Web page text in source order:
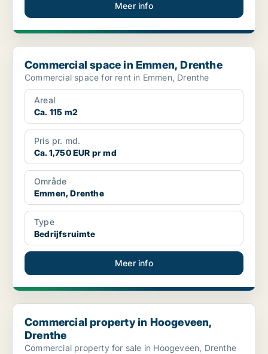
Meer info
Commercial space in Emmen, Drenthe
Commercial space in Emmen, Drenthe
Commercial space for rent in Emmen, Drenthe
Areal
Ca. 115 m2
Pris pr. md.
Ca. 1,750 EUR pr md
Område
Emmen, Drenthe
Type
Bedrijfsruimte
Meer info
Commercial property in Hoogeveen, Drenthe
Commercial property in Hoogeveen,
Drenthe
Commercial property for sale in Hoogeveen, Drenthe